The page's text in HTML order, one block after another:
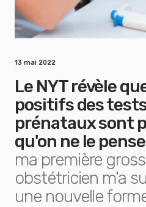
13 mai 2022
Le NYT révèle
positifs des
prénataux sont
qu'on ne le
ma première
obstétricien m'a
une nouvelle